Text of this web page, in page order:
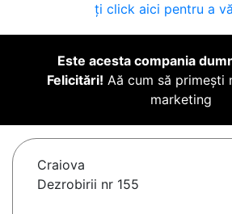
ți click aici pentru a
Este acesta compania
Felicitări! Aă cum să primești
marketing
Craiova
Dezrobirii nr 155